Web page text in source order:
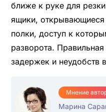
ближе к руке для
ящики,
полки, доступ к
разворота.
задержек и неудобств
Мнение
Марина